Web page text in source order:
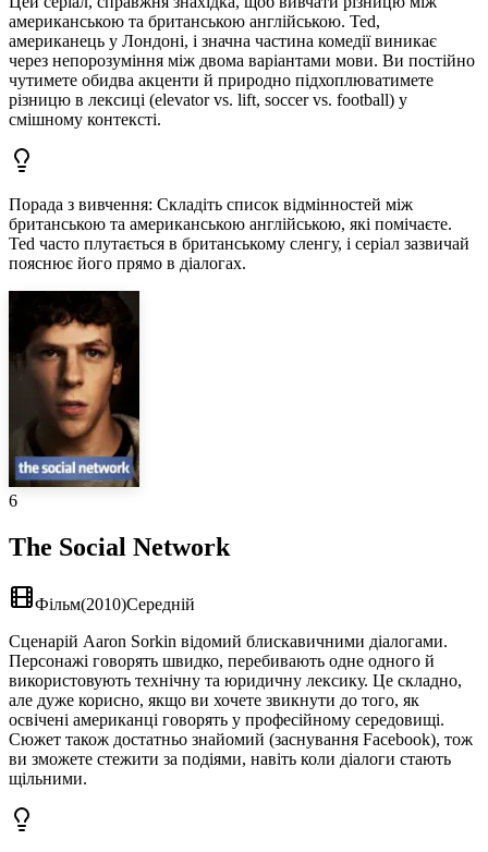
американською та британською англійською. Ted,
американець у Лондоні, і значна частина комедії виникає
через непорозуміння між двома варіантами мови. Ви постійно
чутимете обидва акценти й природно підхоплюватимете
різницю в лексиці (elevator vs. lift, soccer vs. football) у
смішному контексті.
Порада з вивчення: Складіть список відмінностей між
британською та американською англійською, які помічаєте.
Ted часто плутається в британському сленгу, і серіал зазвичай
пояснює його прямо в діалогах.
6
The Social Network
Фільм(2010)Середній
Сценарій Aaron Sorkin відомий блискавичними діалогами.
Персонажі говорять швидко, перебивають одне одного й
використовують технічну та юридичну лексику. Це складно,
але дуже корисно, якщо ви хочете звикнути до того, як
освічені американці говорять у професійному середовищі.
Сюжет також достатньо знайомий (заснування Facebook), тож
ви зможете стежити за подіями, навіть коли діалоги стають
щільними.